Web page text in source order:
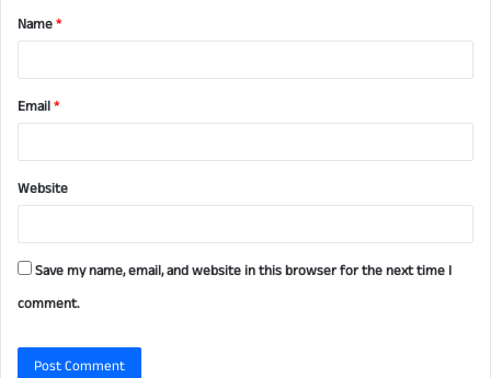
*Name*
Email*
Website
Save my name, email, and website in this browser for the next time I
comment.